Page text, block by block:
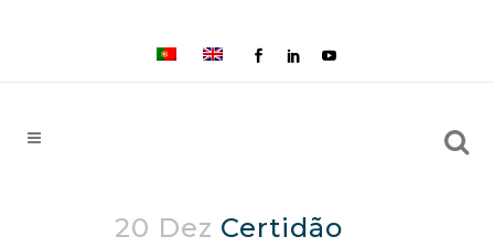
20 Dez Certidão